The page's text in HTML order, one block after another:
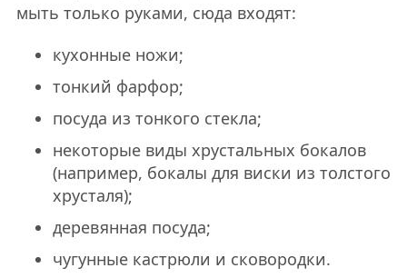
мыть только руками, сюда входят:
кухонные ножи;
тонкий фарфор;
посуда из тонкого стекла;
некоторые виды хрустальных бокалов
(например, бокалы для виски из толстого
хрусталя);
деревянная посуда;
чугунные кастрюли и сковородки.